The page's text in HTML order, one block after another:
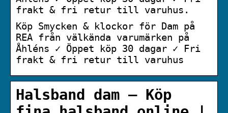
frakt & fri retur till varuhus.
Köp Smycken & klockor för Dam på
REA från välkända varumärken på
Åhléns ✓ Öppet köp 30 dagar ✓ Fri
frakt & fri retur till varuhus
Halsband dam – Köp